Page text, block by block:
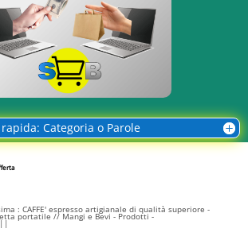
Categoria o Parole
: CAFFE' espresso artigianale di qualità superiore -
portatile // Mangi e Bevi - Prodotti -
||